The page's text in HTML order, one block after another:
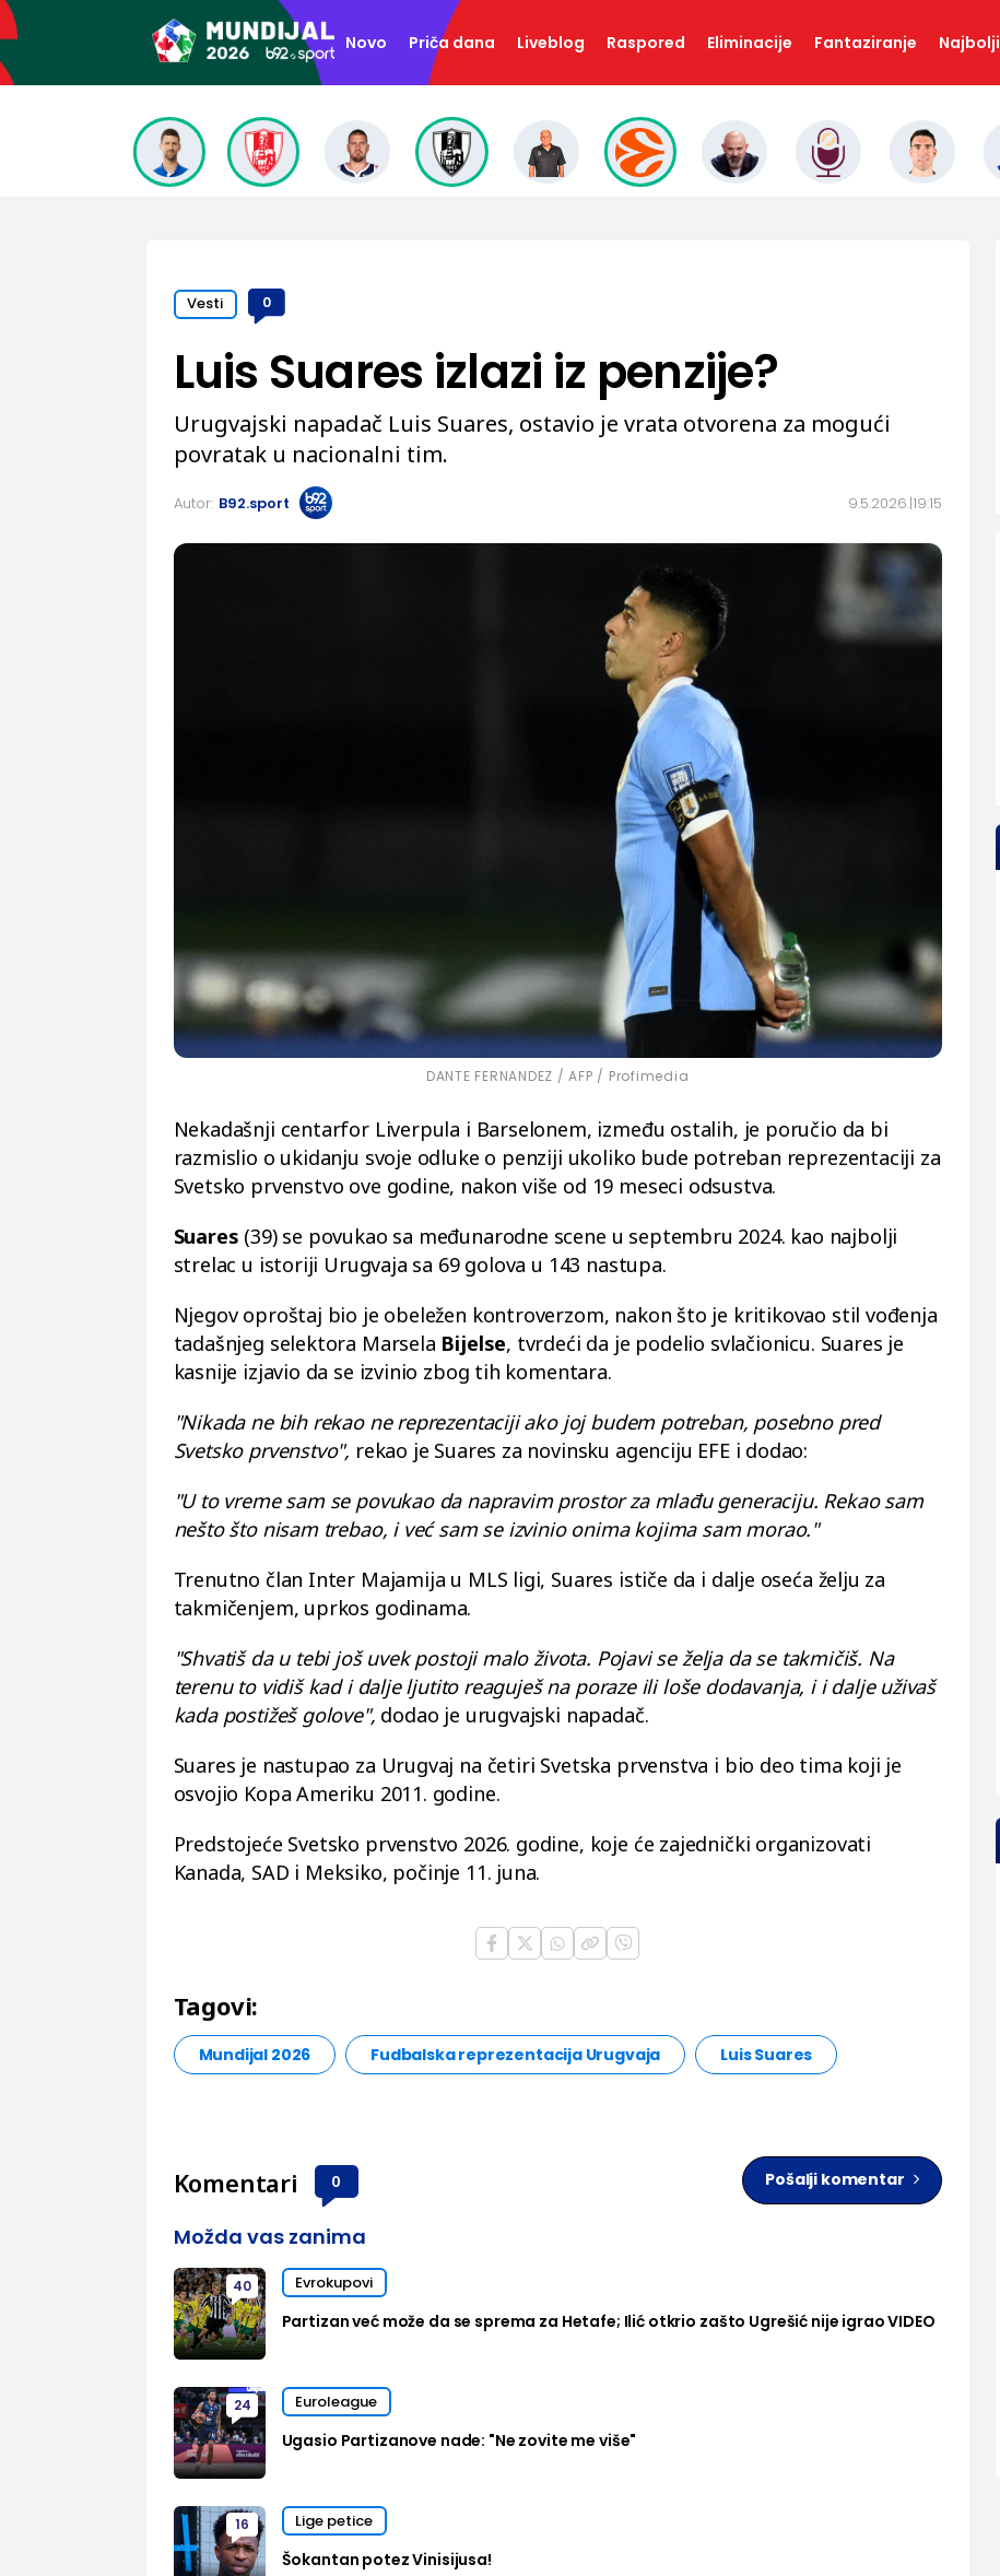
Novo Priča dana Liveblog Raspored Eliminacije Fantaziranje Najbolji
Vesti 0
9.5.2026. 19:15
Luis Suares izlazi iz penzije?
Urugvajski napadač Luis Suares, ostavio je vrata otvorena za mogući
povratak u nacionalni tim.
Autor: B92.sport
DANTE FERNANDEZ / AFP / Profimedia
Nekadašnji centarfor Liverpula i Barselonem, između ostalih, je poručio da bi
razmislio o ukidanju svoje odluke o penziji ukoliko bude potreban reprezentaciji za
Svetsko prvenstvo ove godine, nakon više od 19 meseci odsustva.
Suares (39) se povukao sa međunarodne scene u septembru 2024. kao najbolji
strelac u istoriji Urugvaja sa 69 golova u 143 nastupa.
Njegov oproštaj bio je obeležen kontroverzom, nakon što je kritikovao stil vođenja
tadašnjeg selektora Marsela Bijelse, tvrdeći da je podelio svlačionicu. Suares je
kasnije izjavio da se izvinio zbog tih komentara.
"Nikada ne bih rekao ne reprezentaciji ako joj budem potreban, posebno pred
Svetsko prvenstvo", rekao je Suares za novinsku agenciju EFE i dodao:
"U to vreme sam se povukao da napravim prostor za mlađu generaciju. Rekao sam
nešto što nisam trebao, i već sam se izvinio onima kojima sam morao."
Trenutno član Inter Majamija u MLS ligi, Suares ističe da i dalje oseća želju za
takmičenjem, uprkos godinama.
"Shvatiš da u tebi još uvek postoji malo života. Pojavi se želja da se takmičiš. Na
terenu to vidiš kad i dalje ljutito reaguješ na poraze ili loše dodavanja, i i dalje uživaš
kada postižeš golove", dodao je urugvajski napadač.
Suares je nastupao za Urugvaj na četiri Svetska prvenstva i bio deo tima koji je
osvojio Kopa Ameriku 2011. godine.
Predstojeće Svetsko prvenstvo 2026. godine, koje će zajednički organizovati
Kanada, SAD i Meksiko, počinje 11. juna.
Tagovi:
Mundijal 2026 Fudbalska reprezentacija Urugvaja Luis Suares
Komentari 0 Pošalji komentar
Možda vas zanima
40 Evrokupovi
Partizan već može da se sprema za Hetafe; Ilić otkrio zašto Ugrešić nije igrao VIDEO
24 Euroleague
Ugasio Partizanove nade: "Ne zovite me više"
16 Lige petice
Šokantan potez Vinisijusa!